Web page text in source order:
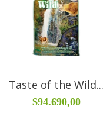
Taste of the Wild...
$94.690,00